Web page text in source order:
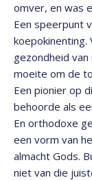
omver, en was
Een speerpunt
koepokinenting.
gezondheid
moeite om de
Een pionier op
behoorde als
En orthodoxe
een vorm van
almacht Gods.
niet van die